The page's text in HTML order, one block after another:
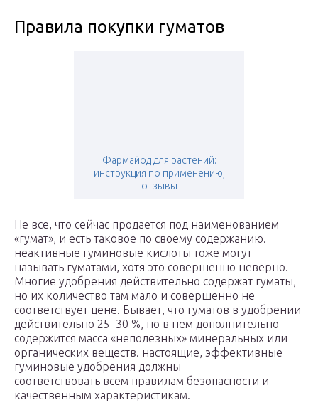
Правила покупки гуматов
Фармайод для растений:
инструкция по применению,
отзывы
Не все, что сейчас продается под наименованием
«гумат», и есть таковое по своему содержанию.
неактивные гуминовые кислоты тоже могут
называть гуматами, хотя это совершенно неверно.
Многие удобрения действительно содержат гуматы,
но их количество там мало и совершенно не
соответствует цене. Бывает, что гуматов в удобрении
действительно 25–30 %, но в нем дополнительно
содержится масса «неполезных» минеральных или
органических веществ. настоящие, эффективные
гуминовые удобрения должны
соответствовать всем правилам безопасности и
качественным характеристикам.